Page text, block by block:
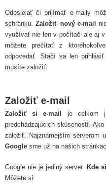
Odosielať či prijímať e-maily
schránku.Založiť nový e-mail
využívať nie len v počítači ale aj
môžete prečítať z
odpovedať. Stačí sa len
musíte založiť.
Založiť e-mail
Založiť si e-mail
je celkom
predchádzajúcich skúseností.
založiť. Najznámejším serverom
Google sme už na našich
Google nie je jediný server. Kde
Môžete si